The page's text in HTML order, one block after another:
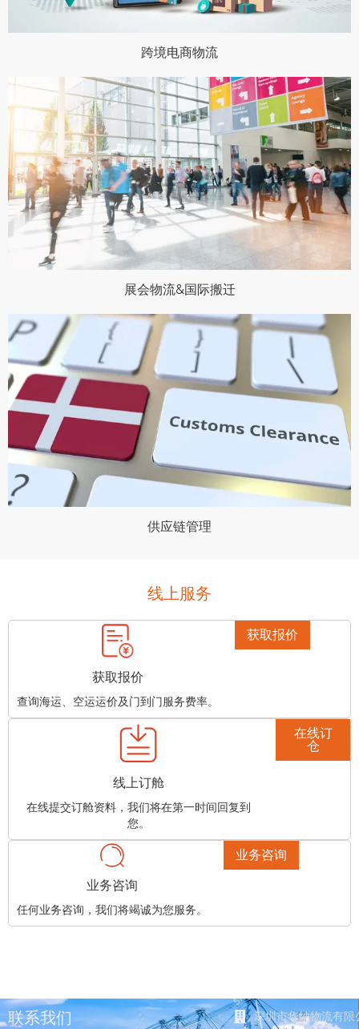
跨境电商物流
展会物流&国际搬迁
供应链管理
线上服务
获取报价
查询海运、空运运价及门到门服务费率。
获取报价
线上订舱
在线提交订舱资料，我们将在第一时间回复到
您。
在线订
仓
业务咨询
任何业务咨询，我们将竭诚为您服务。
业务咨询
联系我们
深圳市华纳物流有限